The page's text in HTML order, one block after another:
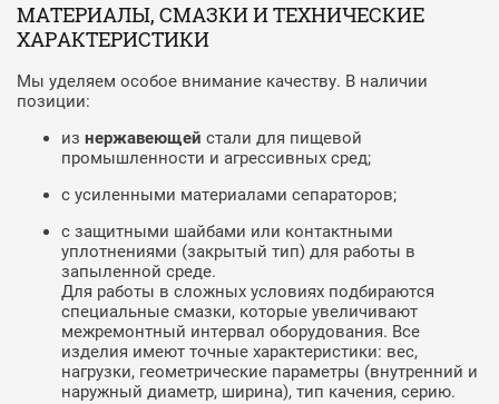
МАТЕРИАЛЫ, СМАЗКИ И ТЕХНИЧЕСКИЕ
ХАРАКТЕРИСТИКИ
Мы уделяем особое внимание качеству. В наличии
позиции:
из нержавеющей стали для пищевой
промышленности и агрессивных сред;
с усиленными материалами сепараторов;
с защитными шайбами или контактными
уплотнениями (закрытый тип) для работы в
запыленной среде.
Для работы в сложных условиях подбираются
специальные смазки, которые увеличивают
межремонтный интервал оборудования. Все
изделия имеют точные характеристики: вес,
нагрузки, геометрические параметры (внутренний и
наружный диаметр, ширина), тип качения, серию.